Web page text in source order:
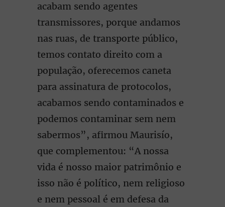
acabam sendo agentes
transmissores, porque andamos
nas ruas, de transporte público,
temos contato direito com a
população, oferecemos caneta
para assinatura de protocolos,
acabamos sendo contaminados e
podemos contaminar sem nem
sabermos”, afirmou Maurisío,
que complementou: “A nossa
vida é nosso maior patrimônio e
isso não é político, nem religioso
e nem pessoal é em defesa da